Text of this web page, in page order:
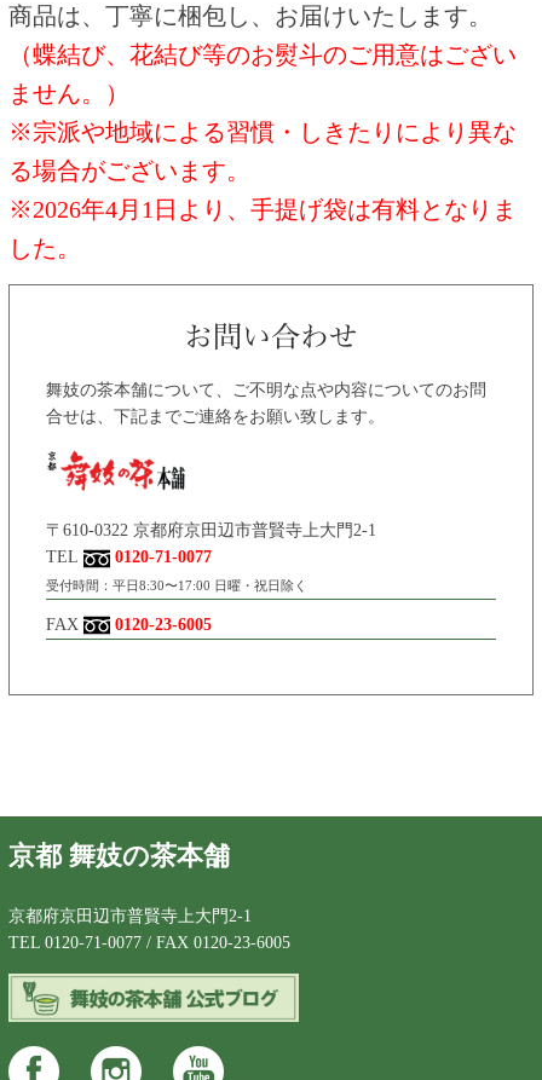
商品は、丁寧に梱包し、お届けいたします。
（蝶結び、花結び等のお熨斗のご用意はござい
ません。）
※宗派や地域による習慣・しきたりにより異な
る場合がございます。
※2026年4月1日より、手提げ袋は有料となりま
した。
舞妓の茶本舗について、ご不明な点や内容についてのお問
合せは、下記までご連絡をお願い致します。
〒610-0322 京都府京田辺市普賢寺上大門2-1
TEL
0120-71-0077
受付時間：平日8:30〜17:00 日曜・祝日除く
FAX 0120-23-6005
京都 舞妓の茶本舗
京都府京田辺市普賢寺上大門2-1
TEL 0120-71-0077 / FAX 0120-23-6005